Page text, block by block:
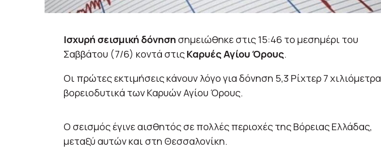
Ισχυρή σεισμική δόνηση σημειώθηκε στις 15:46 το μεσημέρι του
Σαββάτου (7/6) κοντά στιςΚαρυές Αγίου Όρους.
Οι πρώτες εκτιμήσεις κάνουν λόγο για δόνηση 5,3 Ρίχτερ 7 χιλιόμετρα
βορειοδυτικά των Καρυών Αγίου Όρους.
Ο σεισμός έγινε αισθητός σε πολλές περιοχές της Βόρειας Ελλάδας,
μεταξύ αυτών και στη Θεσσαλονίκη.